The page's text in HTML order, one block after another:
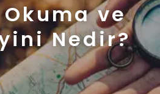
ve
Nedir?